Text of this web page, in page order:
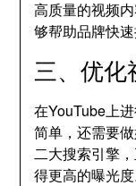
高质量的视频
够帮助品牌快速
三、优化
在YouTube上
简单，还需要
二大搜索引擎
得更高的曝光